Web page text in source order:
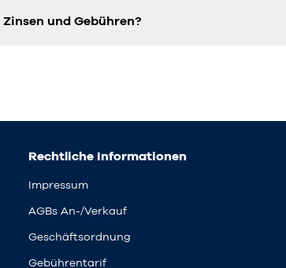
und Gebühren?
Rechtliche Informationen
Impressum
AGBs An-/Verkauf
Geschäftsordnung
Gebührentarif